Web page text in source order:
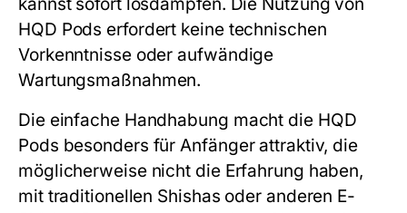
HQD Pods erfordert keine technischen
Vorkenntnisse oder aufwändige
Wartungsmaßnahmen.
Die einfache Handhabung macht die HQD
Pods besonders für Anfänger attraktiv, die
möglicherweise nicht die Erfahrung haben,
mit traditionellen Shishas oder anderen E-